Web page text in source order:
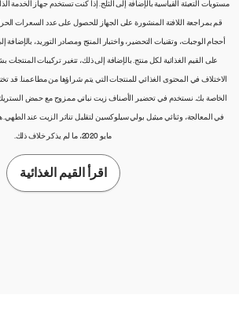
مستويات التعبئة القياسية بالإضافة إلى الثلج. إذا كنت تستخدم جهاز
قم بمراجعة اللافتة المنشورة على الجهاز للحصول على عدد السعرات
أحجام الوجبات، وتقنيات التحضير، واختبار المنتج ومصادر التوريد، بالإضافة
على القيم الغذائية لكل منتج. بالإضافة إلى ذلك، تتغير تركيبات
الاختلاف في المحتوى الغذائي للمنتجات التي يتم شراؤها من مطاعمنا.
الخاصة بك. نستخدم في تحضير الأصناف زيت نباتي ممزوج مع حمض
في المعالجة، وثنائي ميثيل بولي سيلوكسين لتقليل تناثر الزيت عند
مايو 2020، ما لم يذكر خلاف ذلك.
اقرأ القيم الغذائية